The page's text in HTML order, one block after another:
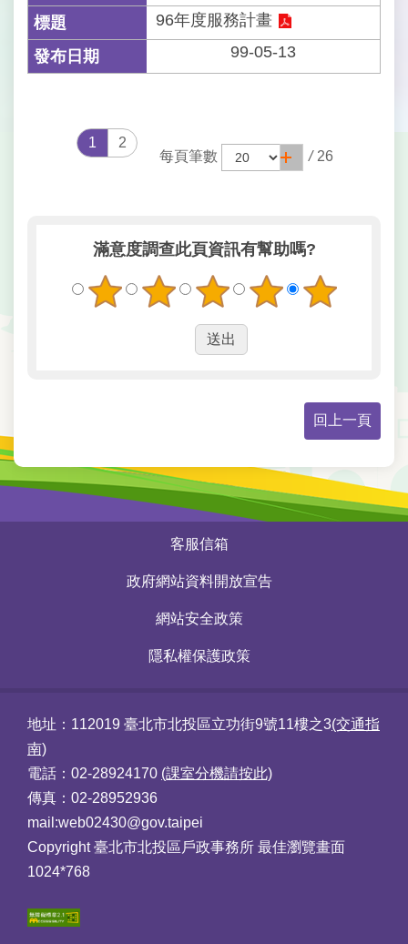
96年度服務計畫
99-05-13
1
2
每頁筆數
/ 26
滿意度調查此頁資訊有幫助嗎?
回上一頁
客服信箱
政府網站資料開放宣告
網站安全政策
隱私權保護政策
地址：112019 臺北市北投區立功街9號11樓之3(交通指
南)
電話：02-28924170 (課室分機請按此)
傳真：02-28952936
mail:web02430@gov.taipei
Copyright 臺北市北投區戶政事務所 最佳瀏覽畫面
1024*768